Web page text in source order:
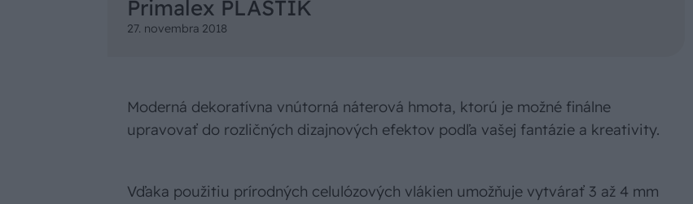
Primalex PLASTIK
27. novembra 2018
Moderná dekoratívna vnútorná náterová hmota, ktorú je možné finálne
upravovať do rozličných dizajnových efektov podľa vašej fantázie a kreativity.
Vďaka použitiu prírodných celulózových vlákien umožňuje vytvárať 3 až 4 mm